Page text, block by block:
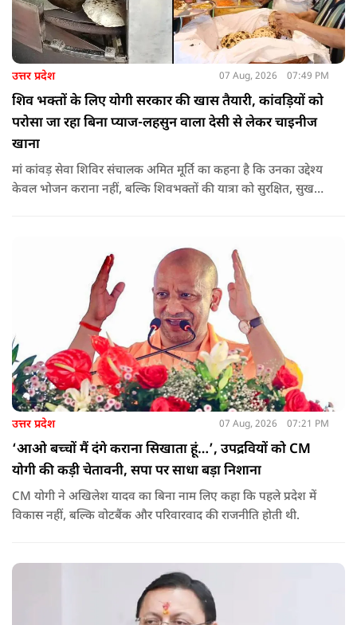
उत्तर प्रदेश 07 Aug, 2026 07:49 PM
शिव भक्तों के लिए योगी सरकार की खास तैयारी, कांवड़ियों को
परोसा जा रहा बिना प्याज-लहसुन वाला देसी से लेकर चाइनीज
खाना
मां कांवड़ सेवा शिविर संचालक अमित मूर्ति का कहना है कि उनका उद्देश्य
केवल भोजन कराना नहीं, बल्कि शिवभक्तों की यात्रा को सुरक्षित, सुखद
उत्तर प्रदेश 07 Aug, 2026 07:21 PM
‘आओ बच्चों मैं दंगे कराना सिखाता हूं…’, उपद्रवियों को CM
योगी की कड़ी चेतावनी, सपा पर साधा बड़ा निशाना
CM योगी ने अखिलेश यादव का बिना नाम लिए कहा कि पहले प्रदेश में
विकास नहीं, बल्कि वोटबैंक और परिवारवाद की राजनीति होती थी.